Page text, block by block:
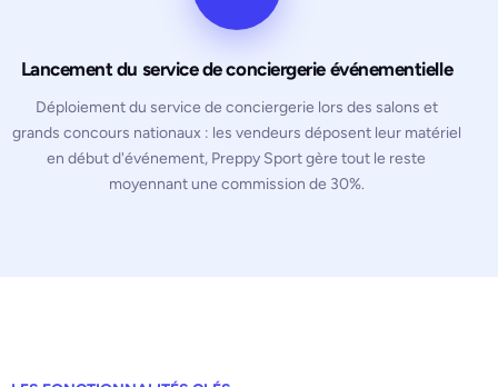
Lancement du service de conciergerie événementielle
Déploiement du service de conciergerie lors des salons et
grands concours nationaux : les vendeurs déposent leur matériel
en début d'événement, Preppy Sport gère tout le reste
moyennant une commission de 30%.